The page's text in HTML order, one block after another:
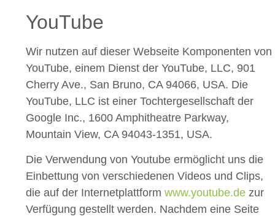
YouTube
Wir nutzen auf dieser Webseite Komponenten von
YouTube, einem Dienst der YouTube, LLC, 901
Cherry Ave., San Bruno, CA 94066, USA. Die
YouTube, LLC ist einer Tochtergesellschaft der
Google Inc., 1600 Amphitheatre Parkway,
Mountain View, CA 94043-1351, USA.
Die Verwendung von Youtube ermöglicht uns die
Einbettung von verschiedenen Videos und Clips,
die auf der Internetplattform www.youtube.de zur
Verfügung gestellt werden. Nachdem eine Seite